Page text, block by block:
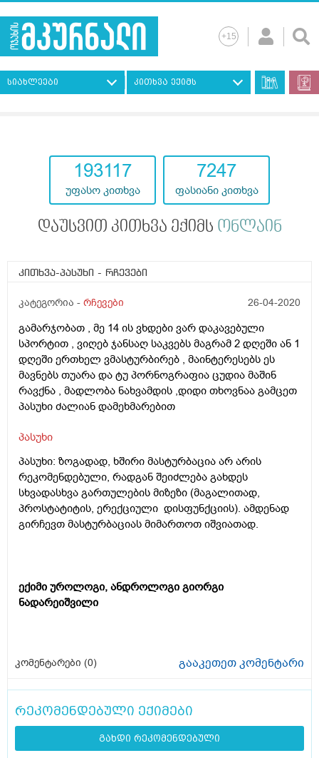
სიახლეები კითხვა ექიმს
193117
უფასო კითხვა
7247
ფასიანი კითხვა
დაუსვით კითხვა ექიმს ონლაინ
კითხვა-პასუხი - რჩევები
კატეგორია - რჩევები 26-04-2020
გამარჯობათ , მე 14 ის ვხდები ვარ დაკავებული
სპორტით , ვიღებ ჯანსაღ საკვებს მაგრამ 2 დღეში ან 1
დღეში ერთხელ ვმასტურბირებ , მაინტერესებს ეს
მავნებს თუარა და ტუ პორნოგრაფია ცუდია მაშინ
რავქნა , მადლობა ნახვამდის ,დიდი თხოვნაა გამცეთ
პასუხი ძალიან დამეხმარებით
პასუხი
პასუხი: ზოგადად, ხშირი მასტურბაცია არ არის
რეკომენდებული, რადგან შეიძლება გახდეს
სხვადასხვა გართულების მიზეზი (მაგალითად,
პროსტატიტის, ერექციული დისფუნქციის). ამდენად
გირჩევთ მასტურბაციას მიმართოთ იშვიათად.
ექიმი უროლოგი, ანდროლოგი გიორგი
ნადარეიშვილი
კომენტარები (0) გააკეთეთ კომენტარი
რეკომენდებული ექიმები
გახდი რეკომენდებული